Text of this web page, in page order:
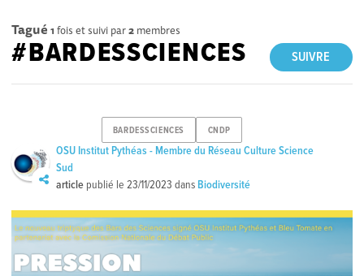
Tagué 1 fois et suivi par2 membres
SUIVRE
#BARDESSCIENCES
BARDESSCIENCES CNDP
OSU Institut Pythéas - Membre du Réseau Culture Science
Sud
article publié le23/11/2023 dans Biodiversité